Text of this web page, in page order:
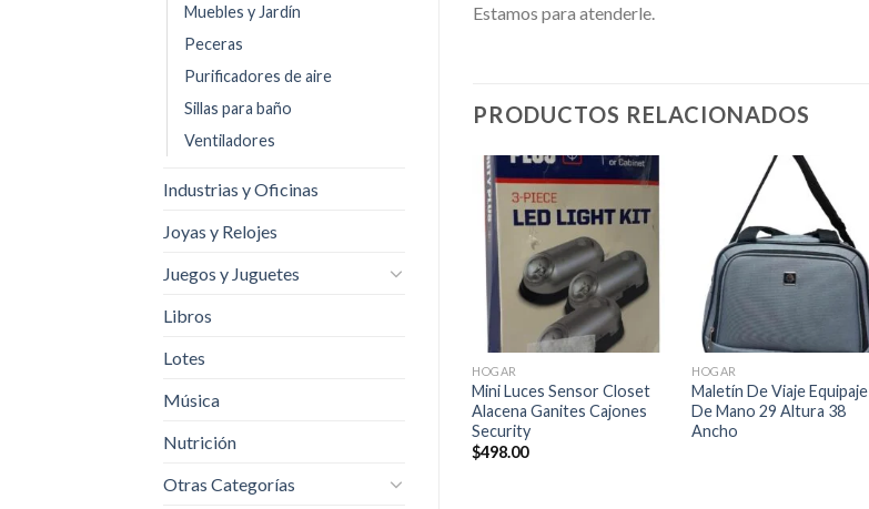
Muebles y Jardín
Peceras
Purificadores de aire
Sillas para baño
Ventiladores
Industrias y Oficinas
Joyas y Relojes
Juegos y Juguetes
Libros
Lotes
Música
Nutrición
Otras Categorías
Estamos para atenderle.
PRODUCTOS RELACIONADOS
Añadir
deseos
HOGAR
Mini Luces Sensor Closet
Alacena Ganites Cajones
Security
$498.00
Añadir
a la
lista de
deseos
+
HOGAR
Maletín De Viaje Equipaje
De Mano 29 Altura 38
Ancho
a la
Perilla Multiuso 3cm Duo
Manija Decoracion Elegante